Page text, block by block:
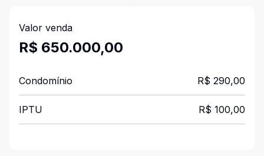
Valor venda
R$ 650.000,00
Condomínio R$ 290,00
IPTU R$ 100,00